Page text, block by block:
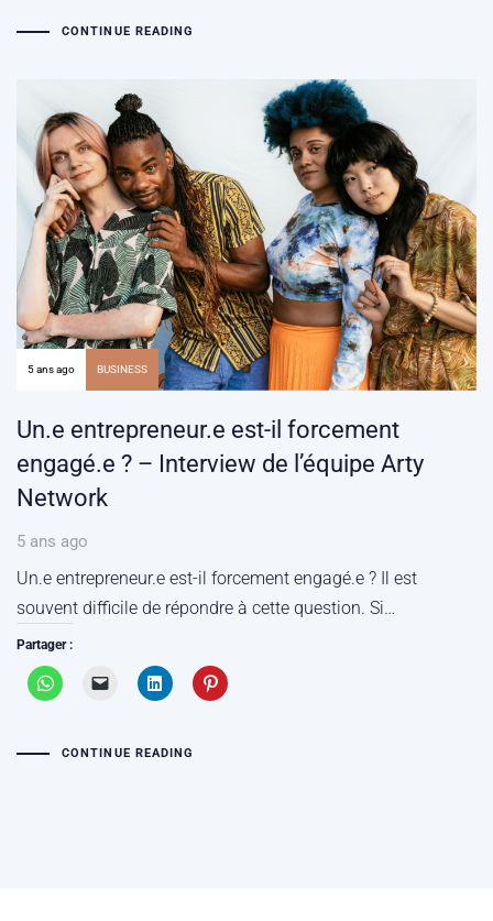
CONTINUE READING
5 ans ago BUSINESS
Un.e entrepreneur.e est-il forcement
engagé.e ? – Interview de l’équipe Arty
Network
5 ans ago
Un.e entrepreneur.e est-il forcement engagé.e ? Il est
souvent difficile de répondre à cette question. Si…
Partager :
CONTINUE READING